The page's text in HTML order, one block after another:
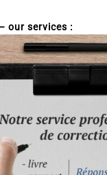
our services :